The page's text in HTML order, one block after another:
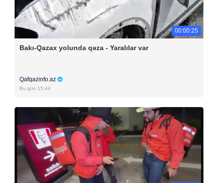
00:00:25
Bakı-Qazax yolunda qəza - Yaralılar var
Qafqazinfo.az
Bu gün 15:44